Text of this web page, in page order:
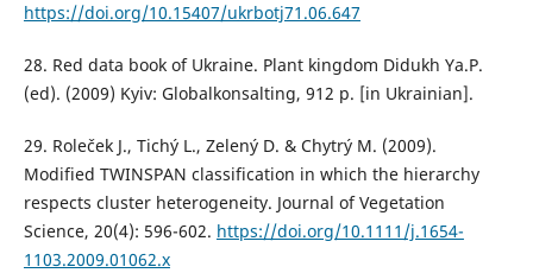
https://doi.org/10.15407/ukrbotj71.06.647
28. Red data book of Ukraine. Plant kingdom Didukh Ya.P.
(ed). (2009) Kyiv: Globalkonsalting, 912 p. [in Ukrainian].
29. Roleček J., Tichý L., Zelený D. & Chytrý M. (2009).
Modified TWINSPAN classification in which the hierarchy
respects cluster heterogeneity. Journal of Vegetation
Science, 20(4): 596-602. https://doi.org/10.1111/j.1654-
1103.2009.01062.x